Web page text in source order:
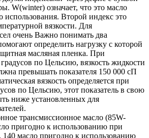
W(winter) означает, что это масло
использования. Второй индекс это
вязкости. Для
очень Важно понимать два
определить нагрузку с которой
масляная пленка. При
по Цельсию, вязкость жидкости
превышать показателя 150 000 сП
вязкость определяется при
по Цельсию, этот показатель в свою
ниже установленных для
трансмиссионное масло (85W-
пригодно к использованию при
140 масло пригодно к использованию